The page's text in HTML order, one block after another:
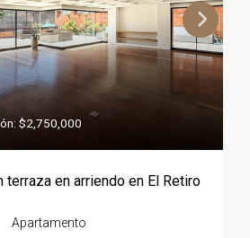
$2,750,000
terraza en arriendo en El Retiro
Apartamento